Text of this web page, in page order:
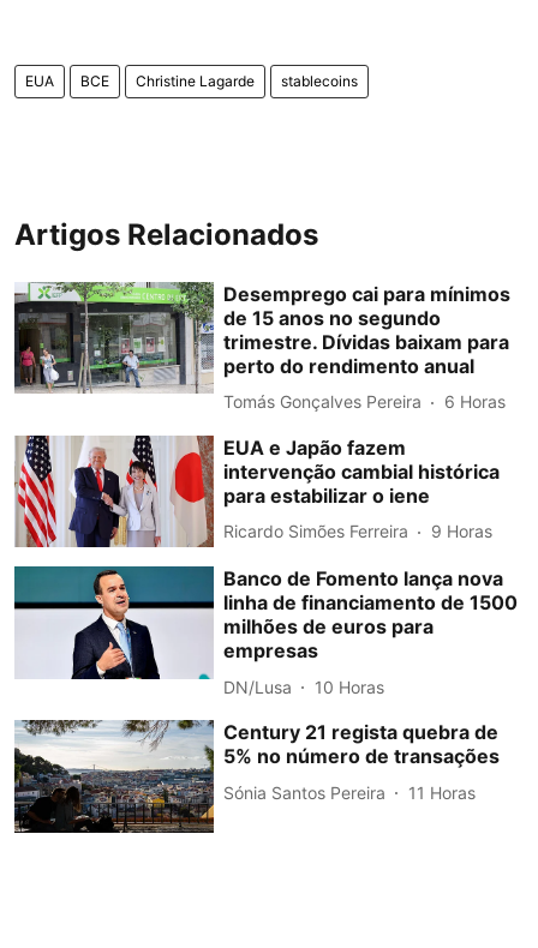
EUA BCE Christine Lagarde stablecoins
Artigos Relacionados
Desemprego cai para mínimos
de 15 anos no segundo
trimestre. Dívidas baixam para
perto do rendimento anual
Tomás Gonçalves Pereira 6 Horas
EUA e Japão fazem
intervenção cambial histórica
para estabilizar o iene
Ricardo Simões Ferreira 9 Horas
Banco de Fomento lança nova
linha de financiamento de 1500
milhões de euros para
empresas
DN/Lusa 10 Horas
Century 21 regista quebra de
5% no número de transações
Sónia Santos Pereira 11 Horas